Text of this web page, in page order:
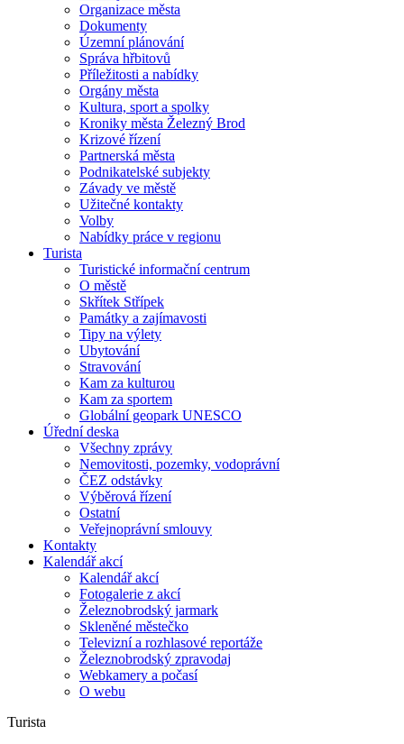
Organizace města
Dokumenty
Územní plánování
Správa hřbitovů
Příležitosti a nabídky
Orgány města
Kultura, sport a spolky
Kroniky města Železný Brod
Krizové řízení
Partnerská města
Podnikatelské subjekty
Závady ve městě
Užitečné kontakty
Volby
Nabídky práce v regionu
Turista
Turistické informační centrum
O městě
Skřítek Střípek
Památky a zajímavosti
Tipy na výlety
Ubytování
Stravování
Kam za kulturou
Kam za sportem
Globální geopark UNESCO
Úřední deska
Všechny zprávy
Nemovitosti, pozemky, vodoprávní
ČEZ odstávky
Výběrová řízení
Ostatní
Veřejnoprávní smlouvy
Kontakty
Kalendář akcí
Kalendář akcí
Fotogalerie z akcí
Železnobrodský jarmark
Skleněné městečko
Televizní a rozhlasové reportáže
Železnobrodský zpravodaj
Webkamery a počasí
O webu
Turista